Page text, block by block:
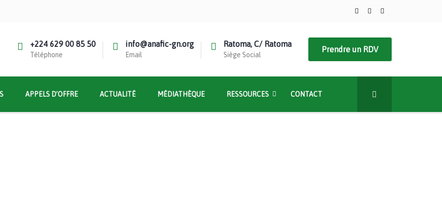
+224 629 00 85 50
Téléphone
info@anafic-gn.org
Email
Ratoma, C/ Ratoma
Siège Social
Prendre un RDV
APPELS D’OFFRE ACTUALITÉ MÉDIATHÈQUE RESSOURCES CONTACT